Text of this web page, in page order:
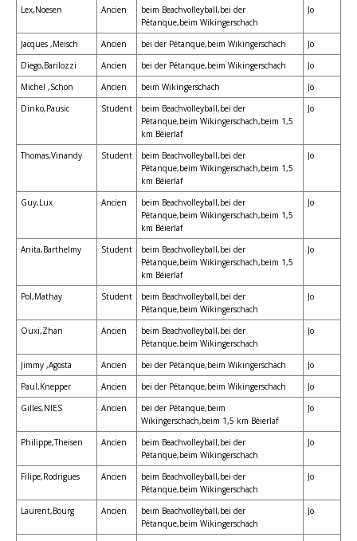
Lex,Noesen Ancien
beim Beachvolleyball,bei der
Pétanque,beim Wikingerschach
Jo
Jacques ,Meisch Ancien bei der Pétanque,beim Wikingerschach
Jo
Diego,Barilozzi
Ancien bei der Pétanque,beim Wikingerschach
Jo
Michel ,Schon
Ancien beim Wikingerschach
Jo
Dinko,Pausic
Student
beim Beachvolleyball,bei der
Pétanque,beim Wikingerschach,beim 1,5
km Béierlaf
Jo
Thomas,Vinandy Student
beim Beachvolleyball,bei der
Pétanque,beim Wikingerschach,beim 1,5
km Béierlaf
Jo
Guy,Lux Ancien
beim Beachvolleyball,bei der
Pétanque,beim Wikingerschach,beim 1,5
km Béierlaf
Jo
Anita,Barthelmy Student
beim Beachvolleyball,bei der
Pétanque,beim Wikingerschach,beim 1,5
km Béierlaf
Jo
Pol,Mathay Student
beim Beachvolleyball,bei der
Pétanque,beim Wikingerschach
Jo
Ouxi,Zhan Ancien
beim Beachvolleyball,bei der
Pétanque,beim Wikingerschach
Jo
Jimmy ,Agosta Ancien bei der Pétanque,beim Wikingerschach
Jo
Paul,Knepper
Ancien bei der Pétanque,beim Wikingerschach
Jo
Gilles,NIES
Ancien
bei der Pétanque,beim
Wikingerschach,beim 1,5 km Béierlaf
Jo
Philippe,Theisen Ancien
beim Beachvolleyball,bei der
Pétanque,beim Wikingerschach
Jo
Filipe,Rodrigues Ancien
beim Beachvolleyball,bei der
Pétanque,beim Wikingerschach
Jo
Laurent,Bourg Ancien
beim Beachvolleyball,bei der
Pétanque,beim Wikingerschach
Jo